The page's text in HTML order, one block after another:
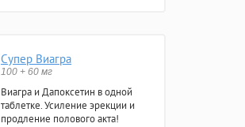
Супер Виагра
100 + 60 мг
Виагра и Дапоксетин в одной
таблетке. Усиление эрекции и
продление полового акта!